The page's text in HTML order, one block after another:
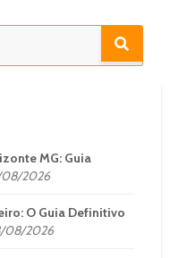
MG: Guia
2026
O Guia Definitivo
08/2026